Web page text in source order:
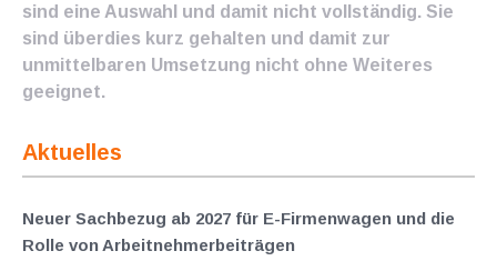
sind eine Auswahl und damit nicht vollständig. Sie
sind überdies kurz gehalten und damit zur
unmittelbaren Umsetzung nicht ohne Weiteres
geeignet.
Aktuelles
Neuer Sachbezug ab 2027 für E-Firmenwagen und die
Rolle von Arbeitnehmer​­beiträgen